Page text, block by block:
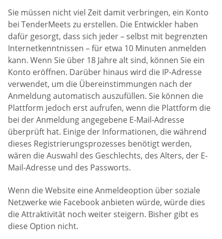
Sie müssen nicht viel Zeit damit verbringen, ein Konto
bei TenderMeets zu erstellen. Die Entwickler haben
dafür gesorgt, dass sich jeder – selbst mit begrenzten
Internetkenntnissen – für etwa 10 Minuten anmelden
kann. Wenn Sie über 18 Jahre alt sind, können Sie ein
Konto eröffnen. Darüber hinaus wird die IP-Adresse
verwendet, um die Übereinstimmungen nach der
Anmeldung automatisch auszufüllen. Sie können die
Plattform jedoch erst aufrufen, wenn die Plattform die
bei der Anmeldung angegebene E-Mail-Adresse
überprüft hat. Einige der Informationen, die während
dieses Registrierungsprozesses benötigt werden,
wären die Auswahl des Geschlechts, des Alters, der E-
Mail-Adresse und des Passworts.
Wenn die Website eine Anmeldeoption über soziale
Netzwerke wie Facebook anbieten würde, würde dies
die Attraktivität noch weiter steigern. Bisher gibt es
diese Option nicht.